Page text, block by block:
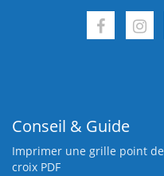
Conseil & Guide
Imprimer une grille point de
croix PDF